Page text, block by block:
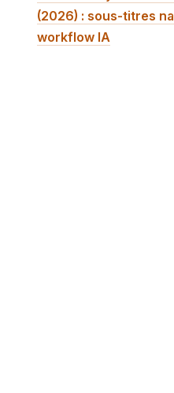
(2026) : sous-titres
workflow IA